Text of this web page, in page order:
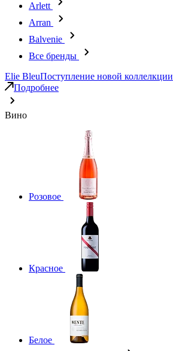
Arlett
Arran
Balvenie
Все бренды
Elie BleuПоступление новой коллелкции
Подробнее
Вино
Розовое
Красное
Белое